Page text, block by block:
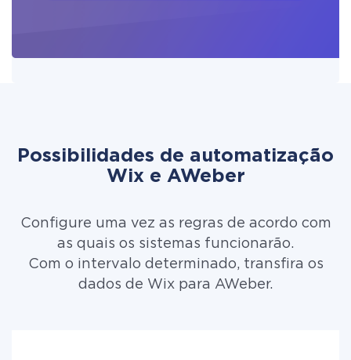
Possibilidades de automatização
Wix e AWeber
Configure uma vez as regras de acordo com
as quais os sistemas funcionarão.
Com o intervalo determinado, transfira os
dados de Wix para AWeber.